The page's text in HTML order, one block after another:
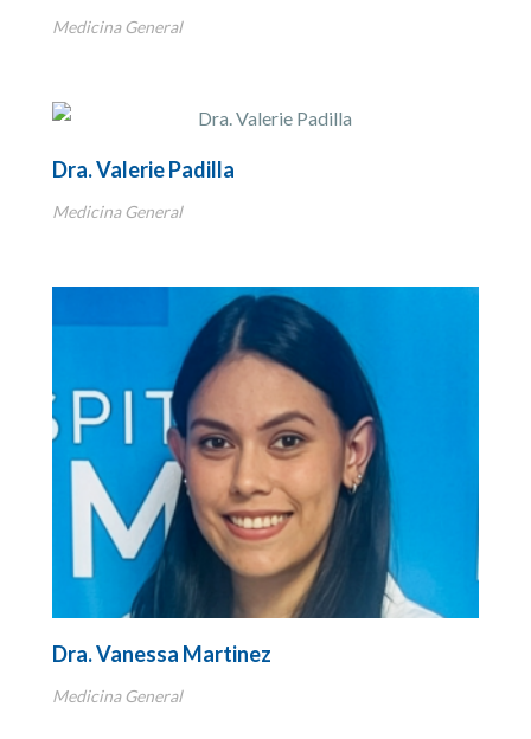
Medicina General
Dra. Valerie Padilla
Medicina General
Dra. Vanessa Martinez
Medicina General